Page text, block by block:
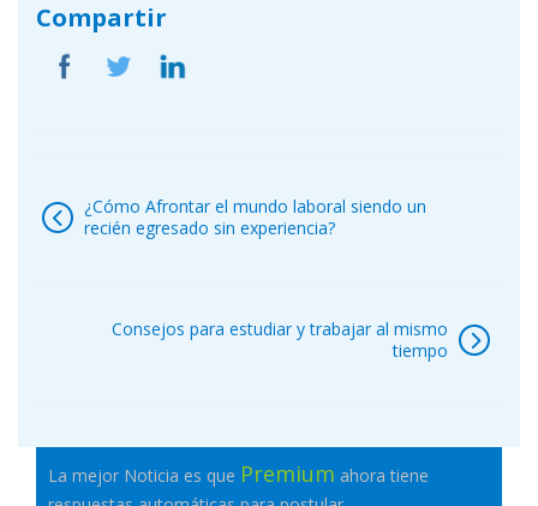
Compartir
de
entradas
¿Cómo Afrontar el mundo laboral siendo un
recién egresado sin experiencia?
Consejos para estudiar y trabajar al mismo
tiempo
La mejor Noticia es que Premium ahora tiene